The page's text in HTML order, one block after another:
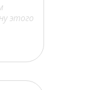
этого